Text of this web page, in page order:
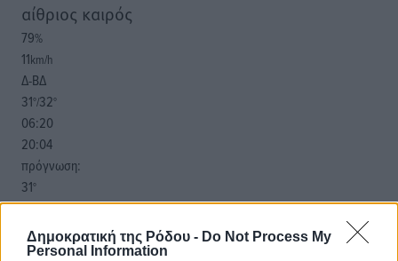
Δημοκρατική της Ρόδου - Do Not Process My
Personal Information
αίθριος καιρός
79%
11km/h
Δ-ΒΔ
31°/32°
06:20
20:04
πρόγνωση:
31°
ΤΡ
28 °
ΤΕ